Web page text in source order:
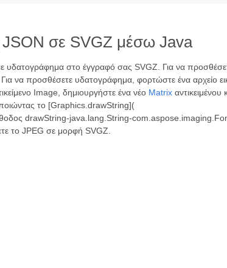
JSON σε SVGZ μέσω Java
υδατογράφημα στο έγγραφό σας SVGZ. Για να
να προσθέσετε υδατογράφημα, φορτώστε ένα αρχείο
Image, δημιουργήστε ένα νέο Matrix
το [Graphics.drawString](
drawString-java.lang.String-
το JPEG σε μορφή SVGZ.